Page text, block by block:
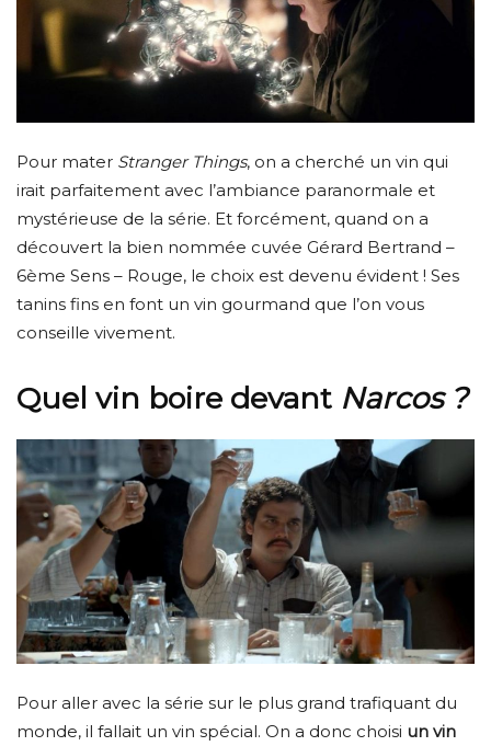
Pour mater Stranger Things, on a cherché un vin qui
irait parfaitement avec l’ambiance paranormale et
mystérieuse de la série. Et forcément, quand on a
découvert la bien nommée cuvée Gérard Bertrand –
6ème Sens – Rouge, le choix est devenu évident ! Ses
tanins fins en font un vin gourmand que l’on vous
conseille vivement.
Quel vin boire devant Narcos ?
Pour aller avec la série sur le plus grand trafiquant du
monde, il fallait un vin spécial. On a donc choisi un vin